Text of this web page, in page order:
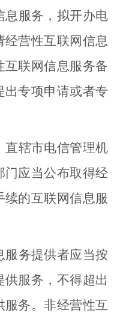
服务，拟开办电
经营性互联网信息
互联网信息服务备
出专项申请或者专
辖市电信管理机
门应当公布取得经
的互联网信息服
务提供者应当按
服务，不得超出
服务。非经营性互